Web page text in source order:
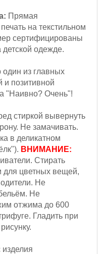
Прямая
на текстильном
сертифицированы
одежде.
один из главных
и позитивной
"Наивно? Очень"!
стиркой вывернуть
Не замачивать.
в деликатном
ВНИМАНИЕ:
Стирать
для цветных вещей,
Не
Не
отжима до 600
Гладить при
изделия